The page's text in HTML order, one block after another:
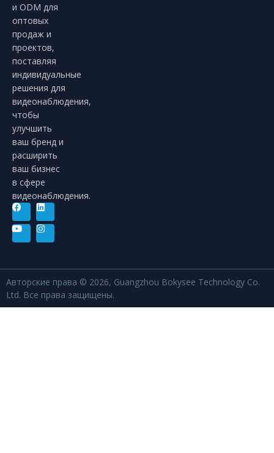
и ODM для
оптовых
продаж и
проектов,
поставляя
индивидуальные
решения для
видеонаблюдения,
чтобы
улучшить
ваш бренд и
расширить
ваш бизнес
в сфере
видеонаблюдения.
Авторские права © 2026, Guangzhou Bokysee Technology Co.
Ltd. Все права защищены.